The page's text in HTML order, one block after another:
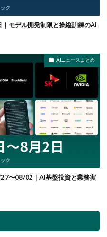
モデル開発制限と操縦訓練のAI
AIニュースまとめ
〜08/02｜AI基盤投資と業務実